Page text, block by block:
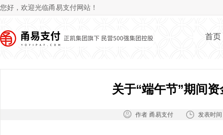
您好，欢迎光临甬易支付网站！
首页
关于“端午节”期间
作者：甬易支付 发表时